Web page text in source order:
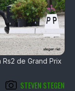
de Grand Prix
STEVEN STEGEN